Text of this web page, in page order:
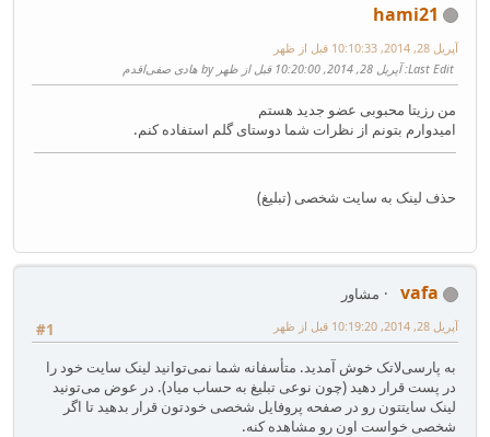
hami21
آپریل 28, 2014, 10:10:33 قبل از ظهر
Last Edit: آپریل 28, 2014, 10:20:00 قبل از ظهر by هادی صفی‌اقدم
من رزیتا محبوبی عضو جدید هستم
امیدوارم بتونم از نظرات شما دوستای گلم استفاده کنم.
حذف لینک به سایت شخصی (تبلیغ)
vafa
مشاور
#1
آپریل 28, 2014, 10:19:20 قبل از ظهر
به پارسی‌لاتک خوش آمدید. متأسفانه شما نمی‌توانید لینک سایت خود را
در پست قرار دهید (چون نوعی تبلیغ به حساب میاد). در عوض می‌تونید
لینک سایتتون رو در صفحه پروفایل شخصی خودتون قرار بدهید تا اگر
شخصی خواست اون رو مشاهده کنه.